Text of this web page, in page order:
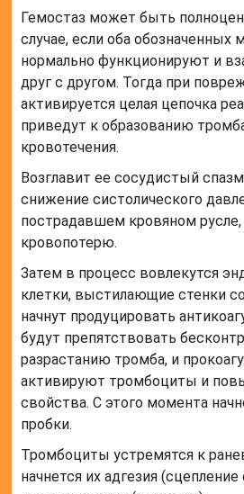
Гемостаз может быть
случае, если оба обозначенных
нормально функционируют и
друг с другом. Тогда при
активируется целая цепочка
приведут к образованию
кровотечения.
Возглавит ее сосудистый
снижение систолического
пострадавшем кровяном русле,
кровопотерю.
Затем в процесс вовлекутся
клетки, выстилающие стенки
начнут продуцировать
будут препятствовать
разрастанию тромба, и
активируют тромбоциты и
свойства. С этого момента
пробки.
Тромбоциты устремятся к
начнется их адгезия